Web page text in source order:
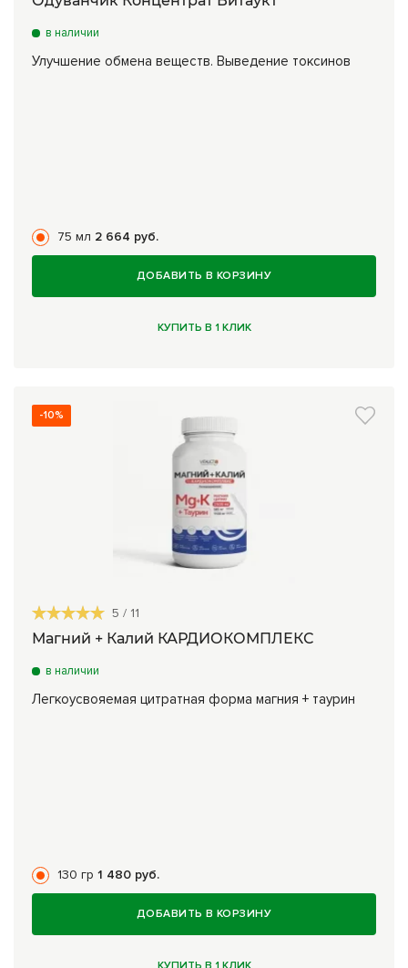
в наличии
Улучшение обмена веществ. Выведение токсинов
75 мл 2 664 руб.
ДОБАВИТЬ В КОРЗИНУ
КУПИТЬ В 1 КЛИК
-10%
5 / 11
Магний + Калий КАРДИОКОМПЛЕКС
в наличии
Легкоусвояемая цитратная форма магния + таурин
130 гр 1 480 руб.
ДОБАВИТЬ В КОРЗИНУ